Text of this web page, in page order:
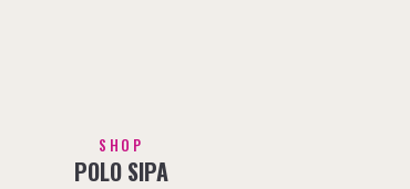
SHOP
POLO SIPA